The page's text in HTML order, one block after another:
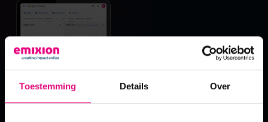
Toestemming Details Over